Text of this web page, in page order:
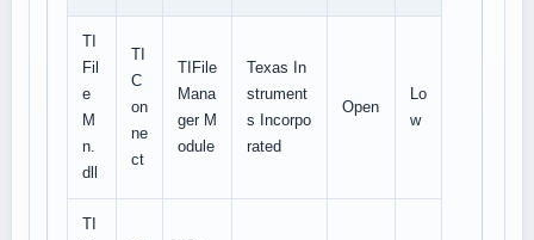
TI
Fil
e
M
n.
dll
TI
C
on
ne
ct
TIFile
Mana
ger M
odule
Texas In
strument
s Incorpo
rated
Open
Lo
w
TI